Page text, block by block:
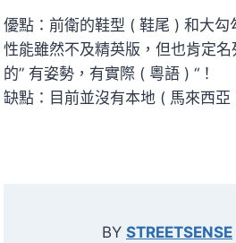
優點：前衛的鞋型 ( 鞋尾 ) 和大勾
性能雖然不及精英版，但也肯定
的” 有姿勢，有實際 ( 粵語 ) “！
缺點：目前並沒有本地 ( 馬來西亞
BY STREETSENSE